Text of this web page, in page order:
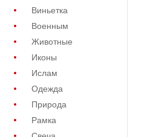
Виньетка
Военным
Животные
Иконы
Ислам
Одежда
Природа
Рамка